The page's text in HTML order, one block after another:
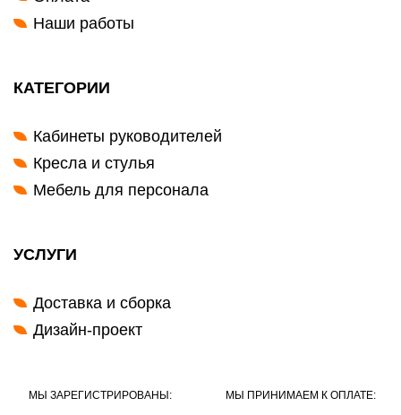
Наши работы
КАТЕГОРИИ
Кабинеты руководителей
Кресла и стулья
Мебель для персонала
УСЛУГИ
Доставка и сборка
Дизайн-проект
МЫ ЗАРЕГИСТРИРОВАНЫ: МЫ ПРИНИМАЕМ К ОПЛАТЕ: